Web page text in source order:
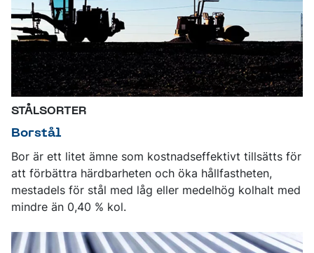
STÅLSORTER
Borstål
Bor är ett litet ämne som kostnadseffektivt tillsätts för
att förbättra härdbarheten och öka hållfastheten,
mestadels för stål med låg eller medelhög kolhalt med
mindre än 0,40 % kol.